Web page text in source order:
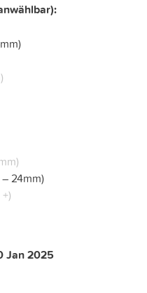
24mm)
Jan 2025